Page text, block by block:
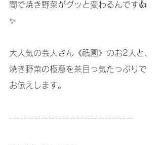
間で焼き野菜がグッと変わるんです👍
✨
大人気の芸人さん《祇園》のお2人と、
焼き野菜の極意を茶目っ気たっぷりで
お伝えします。
-----------------------------------